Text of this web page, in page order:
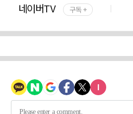
네이버TV 구독 +